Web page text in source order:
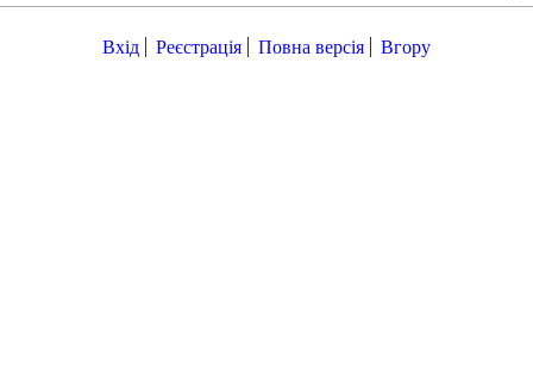
Вхід Реєстрація Повна версія Вгору